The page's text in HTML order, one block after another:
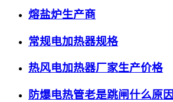
熔盐炉生产商
常规电加热器规格
热风电加热器厂家生产价格
防爆电热管老是跳闸什么原因